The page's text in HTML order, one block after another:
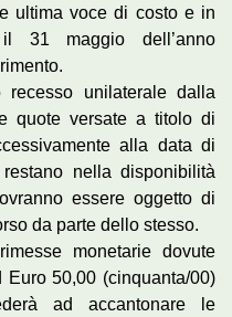
ultima voce di costo e in
31 maggio dell’anno
unilaterale dalla
quote versate a titolo di
alla data di
nella disponibilità
essere oggetto di
da parte dello stesso.
monetarie dovute
Euro 50,00 (cinquanta/00)
ad accantonare le